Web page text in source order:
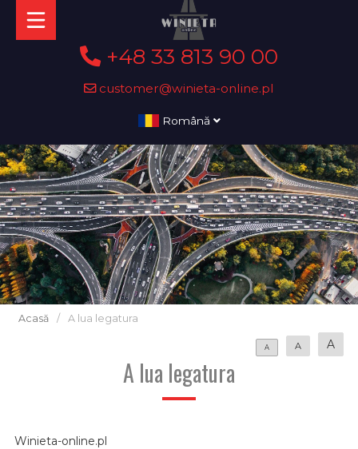
+48 33 813 90 00
customer@winieta-online.pl
Română
Acasă / A lua legatura
A A A
A lua legatura
Winieta-online.pl